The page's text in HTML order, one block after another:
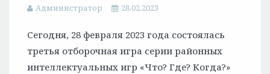
Администратор 28.02.2023
Сегодня, 28 февраля 2023 года состоялась
третья отборочная игра серии районных
интеллектуальных игр «Что? Где? Когда?»